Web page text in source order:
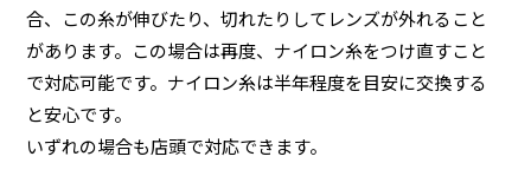
合、この糸が伸びたり、切れたりしてレンズが外れること
があります。この場合は再度、ナイロン糸をつけ直すこと
で対応可能です。ナイロン糸は半年程度を目安に交換する
と安心です。
いずれの場合も店頭で対応できます。